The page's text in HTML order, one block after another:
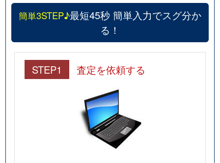
簡単3STEP♪最短45秒 簡単入力でスグ分か
る！
STEP1 査定を依頼する